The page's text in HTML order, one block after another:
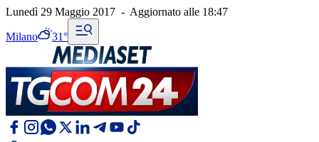
Lunedì 29 Maggio 2017 - Aggiornato alle 18:47
Milano 31°